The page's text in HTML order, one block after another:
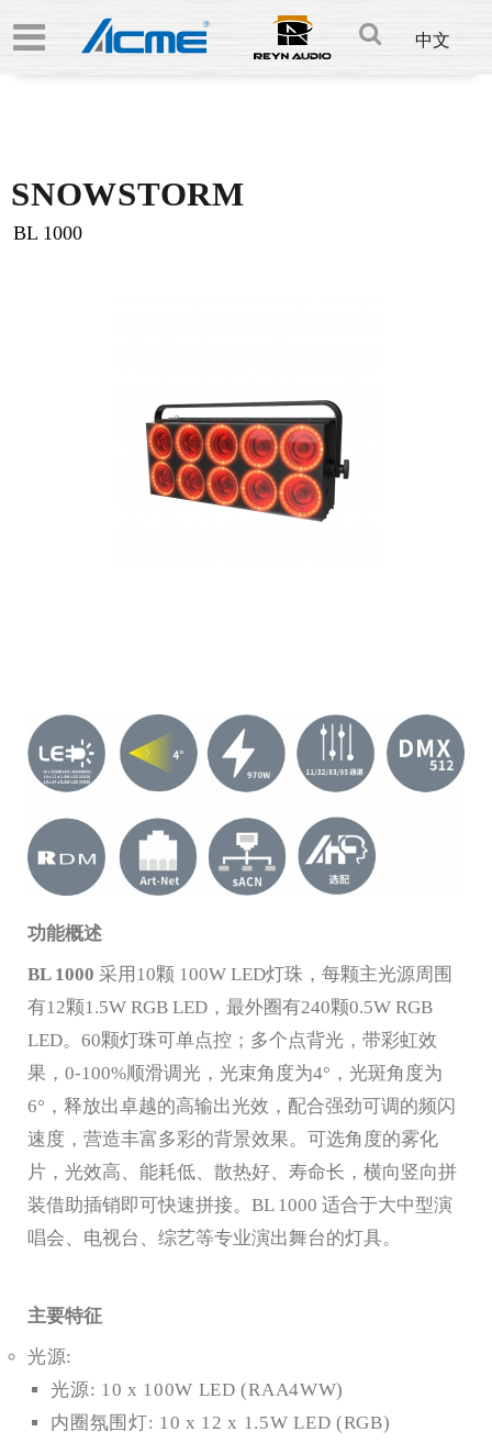
中文
SNOWSTORM
BL 1000
功能概述
BL 1000 采用10颗 100W LED灯珠，每颗主光源周围
有12颗1.5W RGB LED，最外圈有240颗0.5W RGB
LED。60颗灯珠可单点控；多个点背光，带彩虹效
果，0-100%顺滑调光，光束角度为4°，光斑角度为
6°，释放出卓越的高输出光效，配合强劲可调的频闪
速度，营造丰富多彩的背景效果。可选角度的雾化
片，光效高、能耗低、散热好、寿命长，横向竖向拼
装借助插销即可快速拼接。BL 1000 适合于大中型演
唱会、电视台、综艺等专业演出舞台的灯具。
主要特征
光源:
光源: 10 x 100W LED (RAA4WW)
内圈氛围灯: 10 x 12 x 1.5W LED (RGB)